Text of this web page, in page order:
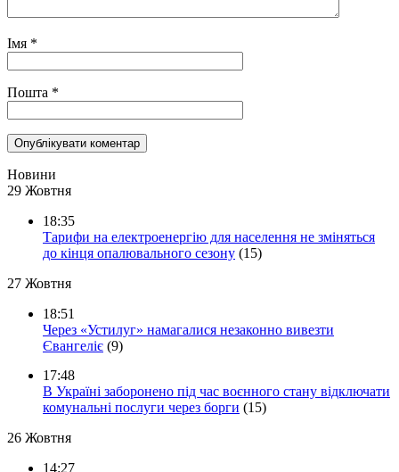
Імя *
Пошта *
Новини
29 Жовтня
18:35
Тарифи на електроенергію для населення не зміняться
до кінця опалювального сезону (15)
27 Жовтня
18:51
Через «Устилуг» намагалися незаконно вивезти
Євангеліє (9)
17:48
В Україні заборонено під час воєнного стану відключати
комунальні послуги через борги (15)
26 Жовтня
14:27